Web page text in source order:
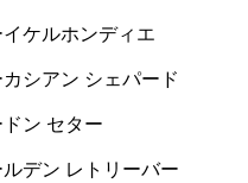
イケルホンディエ
カシアン シェパード
ドン セター
ルデン レトリーバー